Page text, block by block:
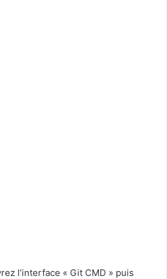
l’interface « Git CMD » puis